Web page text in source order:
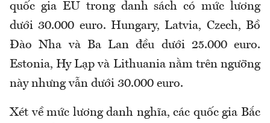
quốc gia EU trong danh sách có mức lương
dưới 30.000 euro. Hungary, Latvia, Czech, Bồ
Đào Nha và Ba Lan đều dưới 25.000 euro.
Estonia, Hy Lạp và Lithuania nằm trên ngưỡng
này nhưng vẫn dưới 30.000 euro.
Xét về mức lương danh nghĩa, các quốc gia Bắc